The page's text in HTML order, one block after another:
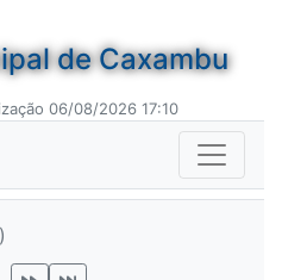
de Caxambu
06/08/2026 17:10